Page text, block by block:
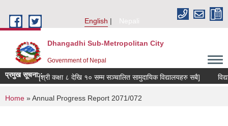
English
Nepali
Dhangadhi Sub-Metropolitan City
Government of Nepal
प्रमुख सूचना::
सम्बन्धमा । [श्री कक्षा ८ देखि १० सम्म सञ्चालित सामुदायिक विद्यालयहरु सबै]
You are here
Home » Annual Progress Report 2071/072